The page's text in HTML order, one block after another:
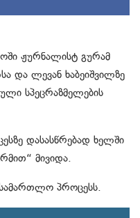
ჟურნალისტ გურამ
და ლევან ხაბეიშვილზე
სპეცრაზმელების
დასასწრებად ხელში
მივიდა.
პროცესს.